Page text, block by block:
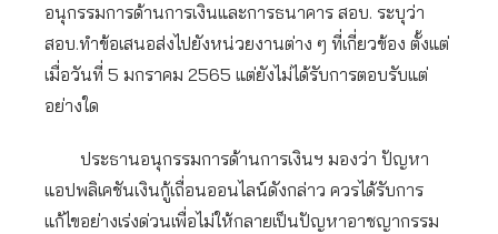
อนุกรรมการด้านการเงินและการธนาคาร สอบ. ระบุว่า
สอบ.ทำข้อเสนอส่งไปยังหน่วยงานต่าง ๆ ที่เกี่ยวข้อง ตั้งแต่
เมื่อวันที่ 5 มกราคม 2565 แต่ยังไม่ได้รับการตอบรับแต่
อย่างใด
ประธานอนุกรรมการด้านการเงินฯ มองว่า ปัญหา
แอปพลิเคชันเงินกู้เถื่อนออนไลน์ดังกล่าว ควรได้รับการ
แก้ไขอย่างเร่งด่วนเพื่อไม่ให้กลายเป็นปัญหาอาชญากรรม